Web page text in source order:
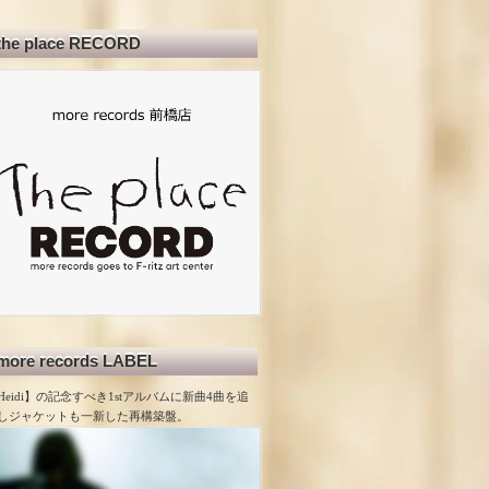
place RECORD
records LABEL
】の記念すべき1stアルバムに新曲4曲を追
ジャケットも一新した再構築盤。